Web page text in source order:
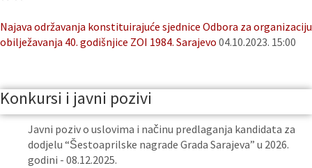
Najava održavanja konstituirajuće sjednice Odbora za organizaciju
obilježavanja 40. godišnjice ZOI 1984. Sarajevo 04.10.2023. 15:00
Konkursi i javni pozivi
Javni poziv o uslovima i načinu predlaganja kandidata za
dodjelu “Šestoaprilske nagrade Grada Sarajeva” u 2026.
godini - 08.12.2025.